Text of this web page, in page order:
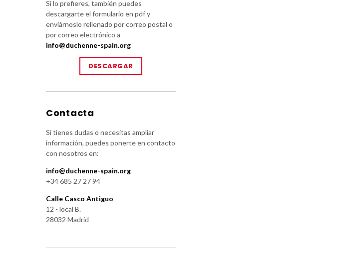
Si lo prefieres, también puedes
descargarte el formulario en pdf y
enviárnoslo rellenado por correo postal o
por correo electrónico a
info@duchenne-spain.org
DESCARGAR
Contacta
Si tienes dudas o necesitas ampliar
información, puedes ponerte en contacto
con nosotros en:
info@duchenne-spain.org
+34 685 27 27 94
Calle Casco Antiguo
12 - local B.
28032 Madrid